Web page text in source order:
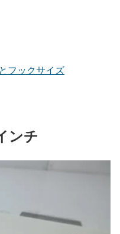
フックサイズ
ンチ